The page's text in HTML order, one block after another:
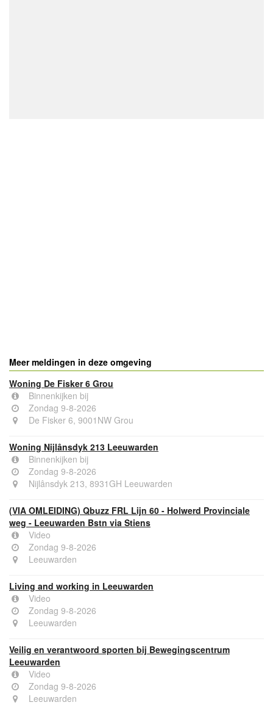
Meer meldingen in deze omgeving
Woning De Fisker 6 Grou
Binnenkijken bij
Zondag 9-8-2026
De Fisker 6, 9001NW Grou
Woning Nijlânsdyk 213 Leeuwarden
Binnenkijken bij
Zondag 9-8-2026
Nijlânsdyk 213, 8931GH Leeuwarden
(VIA OMLEIDING) Qbuzz FRL Lijn 60 - Holwerd Provinciale
weg - Leeuwarden Bstn via Stiens
Video
Zondag 9-8-2026
Leeuwarden
Living and working in Leeuwarden
Video
Zondag 9-8-2026
Leeuwarden
Veilig en verantwoord sporten bij Bewegingscentrum
Leeuwarden
Video
Zondag 9-8-2026
Leeuwarden